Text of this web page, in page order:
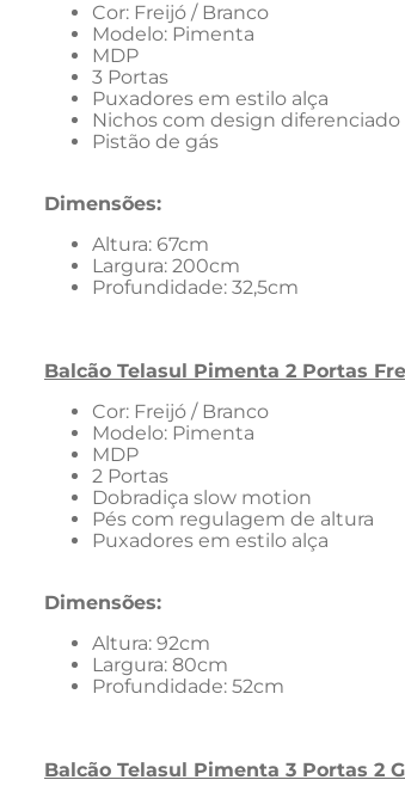
Cor: Freijó / Branco
Modelo: Pimenta
MDP
3 Portas
Puxadores em estilo alça
Nichos com design diferenciado
Pistão de gás
Dimensões:
Altura: 67cm
Largura: 200cm
Profundidade: 32,5cm
Balcão Telasul Pimenta 2 Portas
Cor: Freijó / Branco
Modelo: Pimenta
MDP
2 Portas
Dobradiça slow motion
Pés com regulagem de altura
Puxadores em estilo alça
Dimensões:
Altura: 92cm
Largura: 80cm
Profundidade: 52cm
Balcão Telasul Pimenta 3 Portas 2